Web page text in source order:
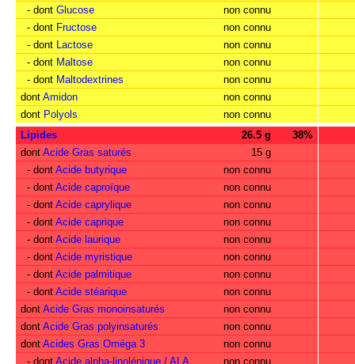
- dont Glucose
non connu
- dont Fructose
non connu
- dont Lactose
non connu
- dont Maltose
non connu
- dont Maltodextrines
non connu
dont Amidon
non connu
dont Polyols
non connu
Lipides
26.5 g
38%
dont Acide Gras saturés
15 g
- dont Acide butyrique
non connu
- dont Acide caproïque
non connu
- dont Acide caprylique
non connu
- dont Acide caprique
non connu
- dont Acide laurique
non connu
- dont Acide myristique
non connu
- dont Acide palmitique
non connu
- dont Acide stéarique
non connu
dont Acide Gras monoinsaturés
non connu
dont Acide Gras polyinsaturés
non connu
dont Acides Gras Oméga 3
non connu
- dont Acide alpha-linolénique / ALA non connu